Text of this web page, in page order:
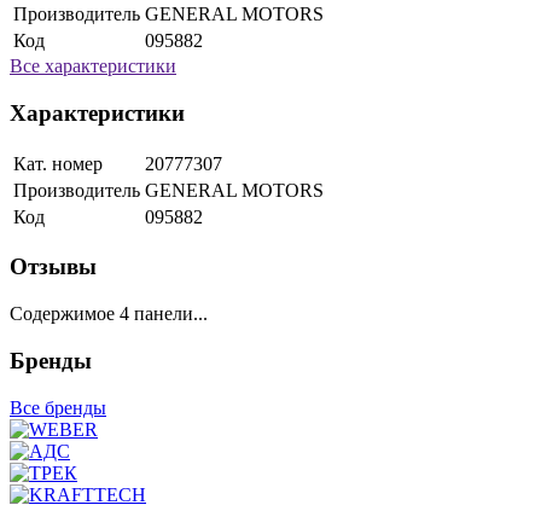
Производитель GENERAL MOTORS
Код
095882
Все характеристики
Характеристики
Кат. номер
20777307
Производитель GENERAL MOTORS
Код
095882
Отзывы
Содержимое 4 панели...
Бренды
Все бренды